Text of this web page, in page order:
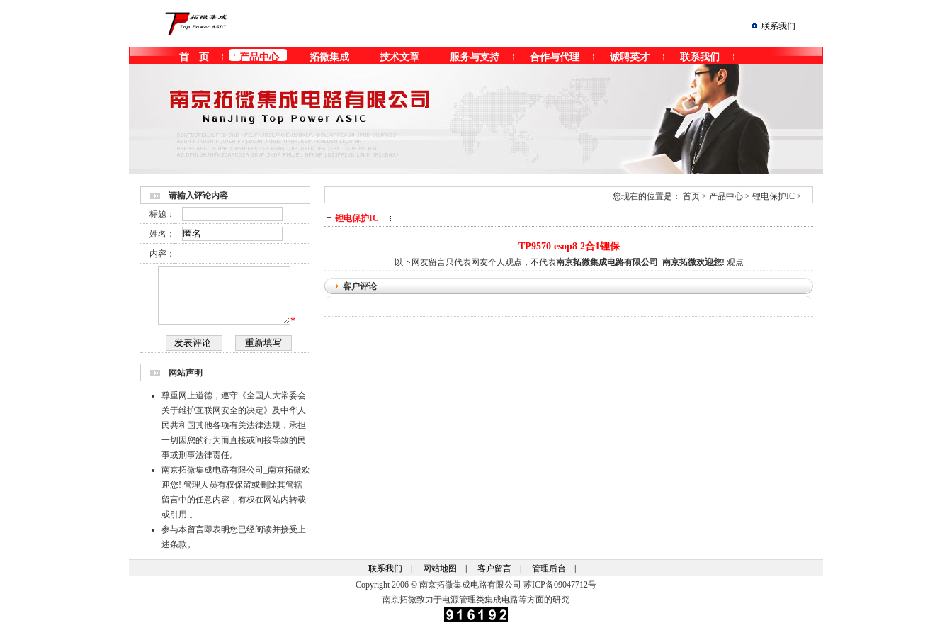
联系我们
首 页 产品中心 拓微集成 技术文章 服务与支持 合作与代理 诚聘英才
联系我们
请输入评论内容
标题：
姓名：
内容：
*
网站声明
尊重网上道德，遵守《全国人大常委会
关于维护互联网安全的决定》及中华人
民共和国其他各项有关法律法规，承担
一切因您的行为而直接或间接导致的民
事或刑事法律责任。
南京拓微集成电路有限公司_南京拓微欢
迎您! 管理人员有权保留或删除其管辖
留言中的任意内容，有权在网站内转载
或引用 。
参与本留言即表明您已经阅读并接受上
述条款。
您现在的位置是： 首页 > 产品中心 > 锂电保护IC >
锂电保护IC
TP9570 esop8 2合1锂保
以下网友留言只代表网友个人观点，不代表南京拓微集成电路有限公司_南京拓微欢迎您! 观点
客户评论
联系我们 网站地图 客户留言| 管理后台
Copyright 2006 © 南京拓微集成电路有限公司 苏ICP备09047712号
南京拓微致力于电源管理类集成电路等方面的研究